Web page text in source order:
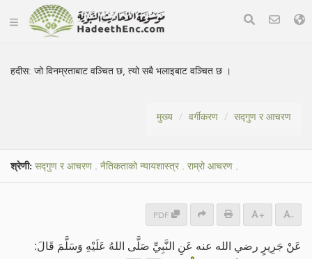
हदीस:जो विनम्रताबाट वञ्चित छ, त्यो सबै भलाइबाट वञ्चित छ ।
मुख्य वर्गीकरण सद्गुण र आचरण
श्रेणी: सद्गुण र आचरण . नैतिकताको न्यायशास्त्र . राम्रो आचरण .
PDF + -
عَنْ جَرِيرٍ رضي الله عنه عَنِ النَّبِيِّ صَلَّى اللهُ عَلَيْهِ وَسَلَّمَ قَالَ: